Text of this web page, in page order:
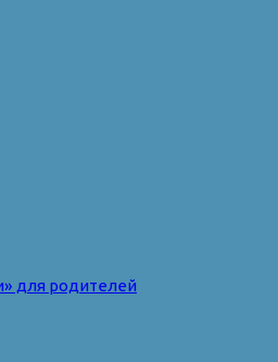
для родителей